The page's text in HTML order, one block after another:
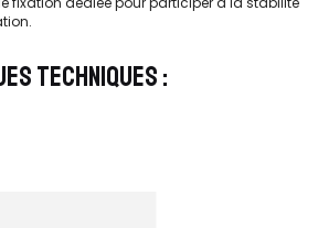
TECHNIQUES :